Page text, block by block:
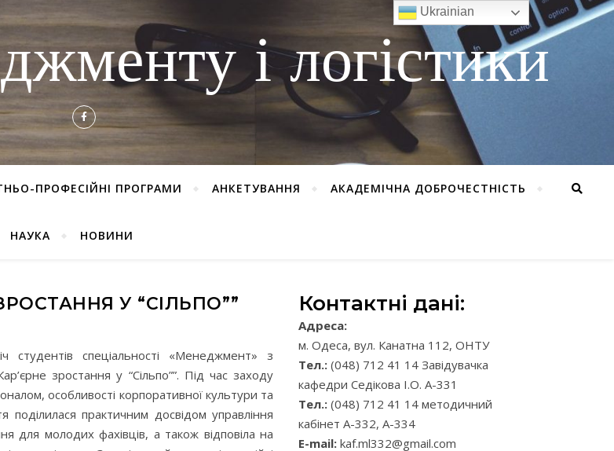
і логістики
ПРОФЕСІЙНІ ПРОГРАМИ АНКЕТУВАННЯ АКАДЕМІЧНА ДОБРОЧЕСТНІСТЬ
НАУКА НОВИНИ
У “СІЛЬПО””
студентів спеціальності «Менеджмент» з
зростання у “Сільпо””. Під час заходу
особливості корпоративної культури та
поділилася практичним досвідом управління
для молодих фахівців, а також відповіла на
Контактні дані:
Адреса:
м. Одеса, вул. Канатна 112, ОНТУ
Тел.: (048) 712 41 14 Завідувачка
кафедри Седікова І.О. А-331
Тел.: (048) 712 41 14 методичний
кабінет А-332, А-334
E-mail: kaf.ml332@gmail.com
Ukrainian